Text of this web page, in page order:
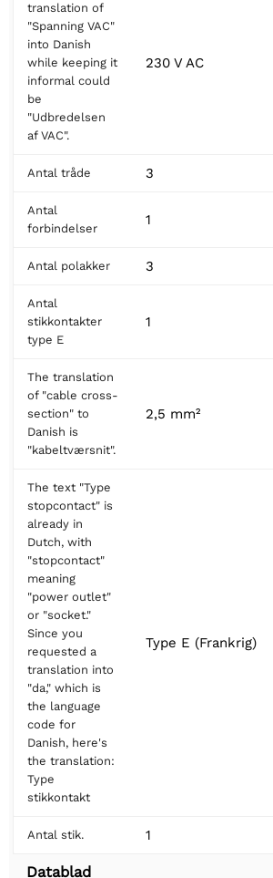
translation of
"Spanning VAC"
into Danish
while keeping it
informal could
be
"Udbredelsen
af VAC".
230 V AC
Antal tråde 3
Antal
forbindelser
1
Antal polakker 3
Antal
stikkontakter
type E
1
The translation
of "cable cross-
section" to
Danish is
"kabeltværsnit".
2,5 mm²
The text "Type
stopcontact" is
already in
Dutch, with
"stopcontact"
meaning
"power outlet"
or "socket."
Since you
requested a
translation into
"da," which is
the language
code for
Danish, here's
the translation:
Type
stikkontakt
Type E (Frankrig)
Antal stik. 1
Datablad